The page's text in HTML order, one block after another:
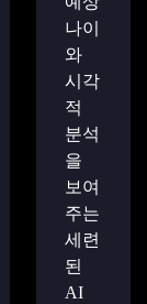
나이
와
시각
적
분석
을
보여
주는
세련
된
AI